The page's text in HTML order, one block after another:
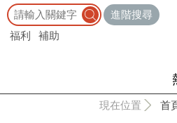
進階搜尋
福利
補助
現在位置 首